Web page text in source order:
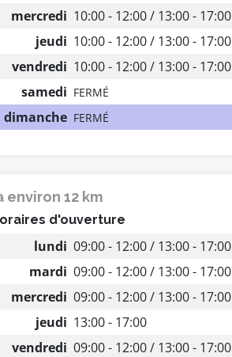
mercredi 10:00 - 12:00 / 13:00 - 17:00
jeudi 10:00 - 12:00 / 13:00 - 17:00
vendredi 10:00 - 12:00 / 13:00 - 17:00
samedi FERMÉ
dimanche FERMÉ
environ 12 km
d'ouverture
lundi 09:00 - 12:00 / 13:00 - 17:00
mardi 09:00 - 12:00 / 13:00 - 17:00
mercredi 09:00 - 12:00 / 13:00 - 17:00
jeudi 13:00 - 17:00
vendredi 09:00 - 12:00 / 13:00 - 17:00